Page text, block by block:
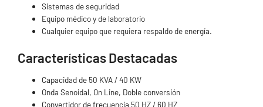
Sistemas de seguridad
Equipo médico y de laboratorio
Cualquier equipo que requiera respaldo de energía.
Características Destacadas
Capacidad de 50 KVA / 40 KW
Onda Senoidal, On Line, Doble conversión
Convertidor de frecuencia 50 HZ / 60 HZ